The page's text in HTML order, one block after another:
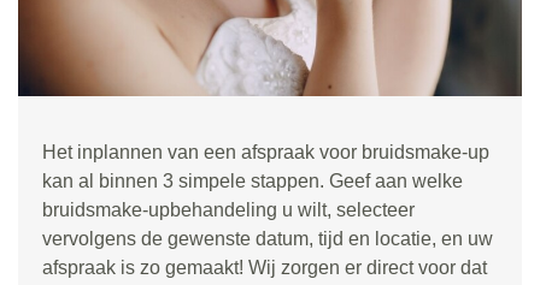
Het inplannen van een afspraak voor bruidsmake-up
kan al binnen 3 simpele stappen. Geef aan welke
bruidsmake-upbehandeling u wilt, selecteer
vervolgens de gewenste datum, tijd en locatie, en uw
afspraak is zo gemaakt! Wij zorgen er direct voor dat